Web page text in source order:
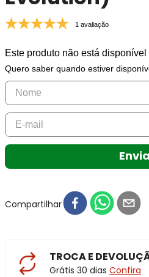
1 avaliação
Este produto não está
Quero saber quando estiver
Compartilhar
TROCA E
Grátis 30 dias Confira